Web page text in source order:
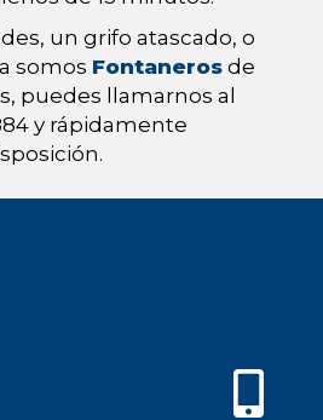
un grifo atascado, o
somos Fontaneros de
puedes llamarnos al
y rápidamente